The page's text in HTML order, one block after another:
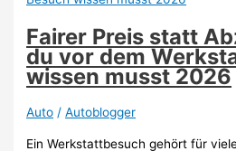
So
bereitest
du
deinen
Auto-
Lack
Hause
Fairer Preis statt
du vor dem
wissen musst 2026
Auto /Autoblogger
Ein Werkstattbesuch gehört für